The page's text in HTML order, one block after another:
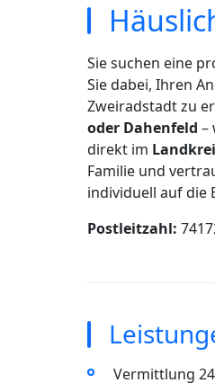
Sie suchen eine
Sie dabei, Ihren
Zweiradstadt zu
oder Dahenfeld –
direkt im
Familie und
individuell auf die
Postleitzahl:
Vermittlung